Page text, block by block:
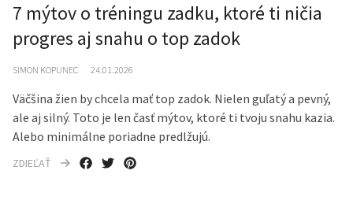
7 mýtov o tréningu zadku, ktoré ti ničia
progres aj snahu o top zadok
SIMON KOPUNEC 24.01.2026
Väčšina žien by chcela mať top zadok. Nielen guľatý a pevný,
ale aj silný. Toto je len časť mýtov, ktoré ti tvoju snahu kazia.
Alebo minimálne poriadne predlžujú.
ZDIEĽAŤ